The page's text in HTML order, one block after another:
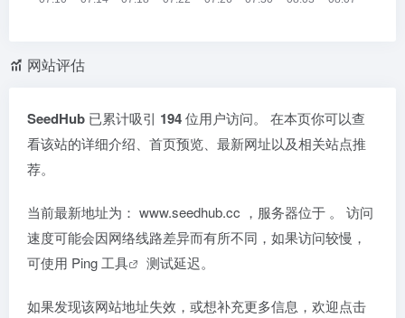
网站评估
SeedHub 已累计吸引 194位用户访问。 在本页你可以查
看该站的详细介绍、首页预览、最新网址以及相关站点推
荐。
当前最新地址为： www.seedhub.cc ，服务器位于 。 访问
速度可能会因网络线路差异而有所不同，如果访问较慢，
可使用 Ping 工具 测试延迟。
如果发现该网站地址失效，或想补充更多信息，欢迎点击